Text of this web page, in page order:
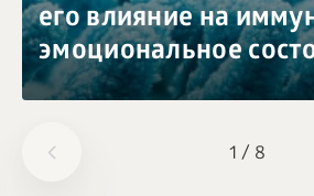
1 / 8
его влияние на
эмоциональное